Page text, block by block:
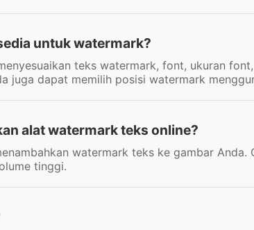
untuk watermark?
teks watermark, font, ukuran
juga dapat memilih posisi watermark
alat watermark teks online?
watermark teks ke gambar Anda.
tinggi.